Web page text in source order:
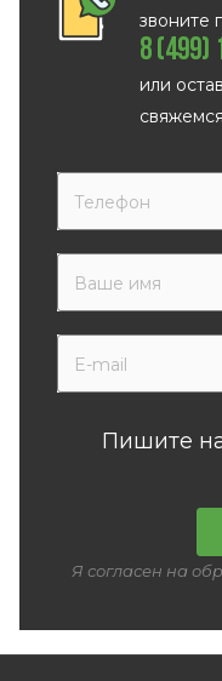
звоните
8 (499)
или
Пишите
Я согласен на